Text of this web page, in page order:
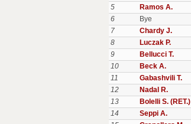
5
Ramos A.
6
Bye
7
Chardy J.
8
Luczak P.
9
Bellucci T.
10
Beck A.
11
Gabashvili T.
12
Nadal R.
13
Bolelli S. (RET.)
14
Seppi A.